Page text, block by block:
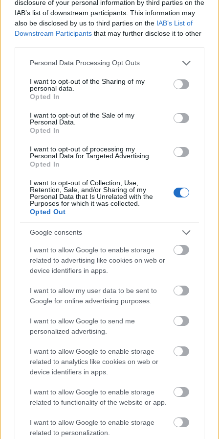
disclosure of your personal information by third parties on the
IAB’s list of downstream participants. This information may
also be disclosed by us to third parties on the IAB’s List of
Downstream Participants that may further disclose it to other
Please note that this website/app uses one or more Google
not limited to your visit or usage behaviour. You may click to
grant or deny consent to Google and its third-party tags to
use your data for below specified purposes in below Google
consent section.
Personal Data Processing Opt Outs
I want to opt-out of the Sharing of my
personal data.
Opted In
I want to opt-out of the Sale of my
Personal Data.
Opted In
I want to opt-out of processing my
Personal Data for Targeted Advertising.
Opted In
I want to opt-out of Collection, Use,
Retention, Sale, and/or Sharing of my
Personal Data that Is Unrelated with the
Purposes for which it was collected.
Opted Out
Google consents
I want to allow Google to enable storage
related to advertising like cookies on web or
device identifiers in apps.
I want to allow my user data to be sent to
Google for online advertising purposes.
I want to allow Google to send me
personalized advertising.
I want to allow Google to enable storage
related to analytics like cookies on web or
device identifiers in apps.
I want to allow Google to enable storage
related to functionality of the website or app.
I want to allow Google to enable storage
related to personalization.
представление об их общем состоянии
здоровья, что еще раз подтверждает связь
между потреблением чая и профилактикой
рака.
Роль чая в здоровье
пищеварительной системы
Чай очень полезен для пищеварения. Это
успокаивающее средство от многих проблем с
ромашковый и имбирный, очень помогают. Они
успокаивают желудок и могут помочь при
вздутии живота, метеоризме и тошноте.
Люди часто пьют чай, чтобы улучшить
пищеварение. Исследования показывают, что
некоторые виды чая могут способствовать
пищеварению и облегчать усвоение
питательных веществ. Регулярное
употребление таких чаев может поддерживать
здоровье кишечника и улучшать пищеварение.
Ромашковый чай может помочь облегчить
Имбирный чай часто рекомендуют из-за
его противорвотного действия.
Мятный чай может облегчить боли в
пищеварительной системе и
способствовать оттоку желчи.